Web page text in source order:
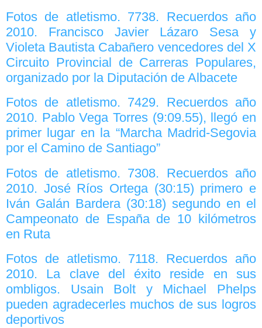
Fotos de atletismo. 7738. Recuerdos año
2010. Francisco Javier Lázaro Sesa y
Violeta Bautista Cabañero vencedores del X
Circuito Provincial de Carreras Populares,
organizado por la Diputación de Albacete
Fotos de atletismo. 7429. Recuerdos año
2010. Pablo Vega Torres (9:09.55), llegó en
primer lugar en la “Marcha Madrid-Segovia
por el Camino de Santiago”
Fotos de atletismo. 7308. Recuerdos año
2010. José Ríos Ortega (30:15) primero e
Iván Galán Bardera (30:18) segundo en el
Campeonato de España de 10 kilómetros
en Ruta
Fotos de atletismo. 7118. Recuerdos año
2010. La clave del éxito reside en sus
ombligos. Usain Bolt y Michael Phelps
pueden agradecerles muchos de sus logros
deportivos